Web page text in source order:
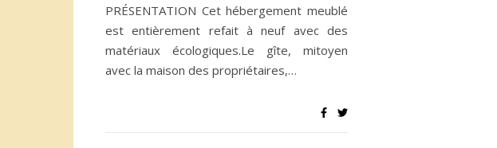
PRÉSENTATION Cet hébergement meublé
est entièrement refait à neuf avec des
matériaux écologiques.Le gîte, mitoyen
avec la maison des propriétaires,…